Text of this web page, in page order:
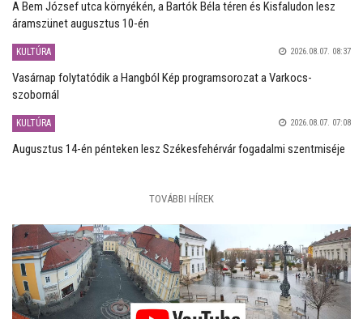
A Bem József utca környékén, a Bartók Béla téren és Kisfaludon lesz
áramszünet augusztus 10-én
KULTÚRA 2026.08.07. 08:37
Vasárnap folytatódik a Hangból Kép programsorozat a Varkocs-
szobornál
KULTÚRA 2026.08.07. 07:08
Augusztus 14-én pénteken lesz Székesfehérvár fogadalmi szentmiséje
TOVÁBBI HÍREK